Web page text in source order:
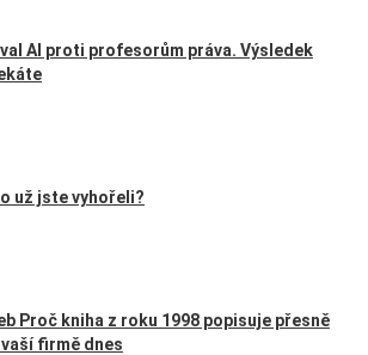
AI proti profesorům práva. Výsledek
už jste vyhořeli?
Proč kniha z roku 1998 popisuje přesně
firmě dnes